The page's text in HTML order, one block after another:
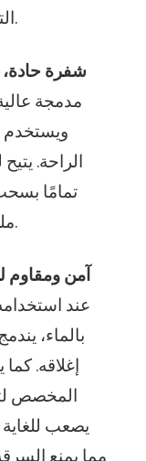
التعبئة والتغليف الديناميكية والمرنة.
شفرة
مدمجة
ويستخدم
الراحة.
تمامًا
ملحوظ أثناء مهام التعبئة المستمرة.
آمن ومقاوم
عند
بالماء،
إغلاقه.
المخصص
يصعب